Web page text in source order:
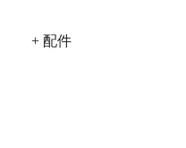
+ 配件